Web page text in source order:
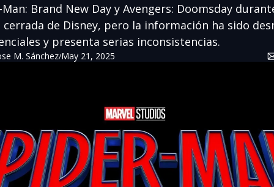
Brand New Day y Avengers: Doomsday
de Disney, pero la información ha sido
y presenta serias inconsistencias.
M. Sánchez/May 21, 2025